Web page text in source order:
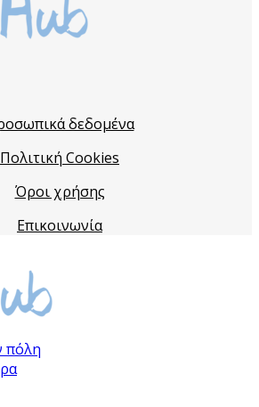
δεδομένα
Πολιτική Cookies
Όροι χρήσης
Επικοινωνία
πόλη